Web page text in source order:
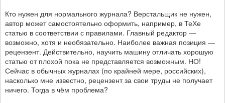
Кто нужен для нормального журнала? Верстальщик не нужен,
автор может самостоятельно оформить, например, в ТеХе
статью в соответствии с правилами. Главный редактор —
возможно, хотя и необязательно. Наиболее важная позиция —
рецензент. Действительно, научить машину отличать хорошую
статью от плохой пока не представляется возможным. НО!
Сейчас в обычных журналах (по крайней мере, российских),
насколько мне известно, рецензент за свои труды не получает
ничего. Тогда в чём проблема?